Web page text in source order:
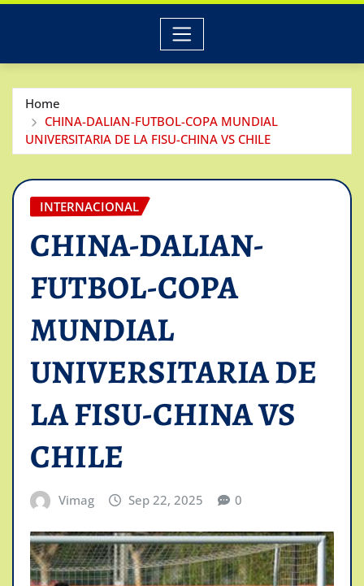
Home
CHINA-DALIAN-FUTBOL-COPA MUNDIAL
UNIVERSITARIA DE LA FISU-CHINA VS CHILE
INTERNACIONAL
CHINA-DALIAN-
FUTBOL-COPA
MUNDIAL
UNIVERSITARIA DE
LA FISU-CHINA VS
CHILE
Vimag Sep 22, 2025 0